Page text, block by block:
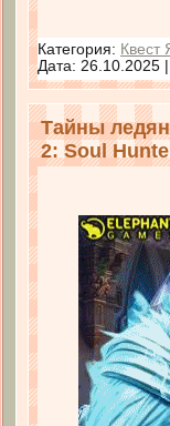
Категория: Квест
Дата: 26.10.2025
Тайны
2: Soul